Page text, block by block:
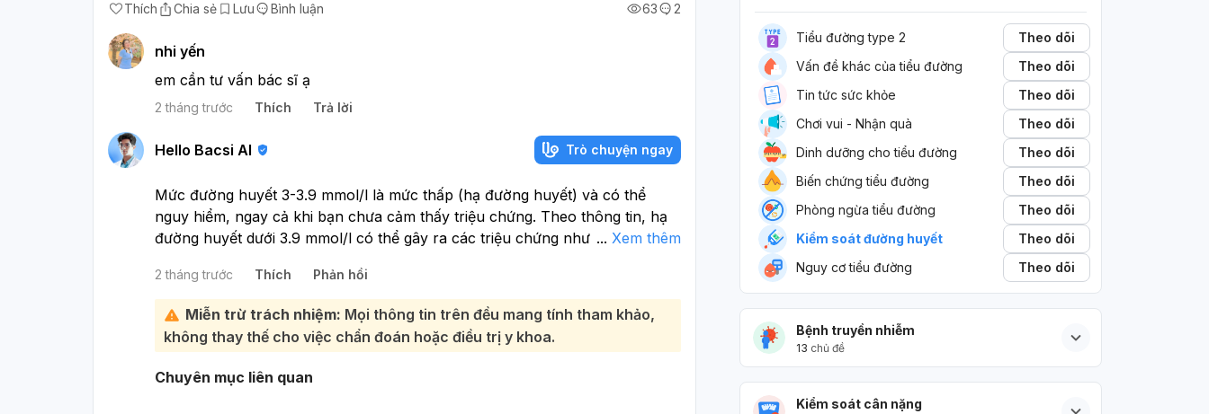
Thích Chia sẻ Lưu Bình luận 63 2
nhi yến
em cần tư vấn bác sĩ ạ
2 tháng trước Thích Trả lời
Hello Bacsi AI Trò chuyện ngay
Mức đường huyết 3-3.9 mmol/l là mức thấp (hạ đường huyết) và có thể
nguy hiểm, ngay cả khi bạn chưa cảm thấy triệu chứng. Theo thông tin, hạ
đường huyết dưới 3.9 mmol/l có thể gây ra các triệu chứng như run rẩy, lo
Việc bạn đang dùng Metformin 1000mg hai lần mỗi ngày và đường huyết đột
ngột giảm xuống mức này cần được xem xét kỹ lưỡng. Mặc dù Metformin
giúp giảm đường huyết, nhưng một sự sụt giảm đáng kể như vậy cần được
đánh giá bởi bác sĩ. Bạn nên liên hệ ngay với bác sĩ điều trị để được tư vấn
và điều chỉnh liều thuốc Metformin hoặc phác đồ điều trị nếu cần thiết. Bác
sĩ sẽ đánh giá tình trạng sức khỏe tổng thể của bạn, chế độ ăn uống, hoạt
...Xem thêm
2 tháng trước Thích Phản hồi
Miễn trừ trách nhiệm: Mọi thông tin trên đều mang tính tham khảo,
không thay thế cho việc chẩn đoán hoặc điều trị y khoa.
Chuyên mục liên quan
Tiểu đường type 2
Theo dõi
Vấn đề khác của tiểu đường
Theo dõi
Tin tức sức khỏe
Theo dõi
Chơi vui - Nhận quà
Theo dõi
Dinh dưỡng cho tiểu đường
Theo dõi
Biến chứng tiểu đường
Theo dõi
Phòng ngừa tiểu đường
Theo dõi
Kiểm soát đường huyết
Theo dõi
Nguy cơ tiểu đường
Theo dõi
Bệnh truyền nhiễm
13 chủ đề
Kiểm soát cân nặng